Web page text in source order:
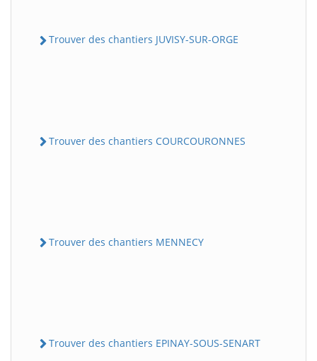
Trouver des chantiers JUVISY-SUR-ORGE
Trouver des chantiers COURCOURONNES
Trouver des chantiers MENNECY
Trouver des chantiers EPINAY-SOUS-SENART